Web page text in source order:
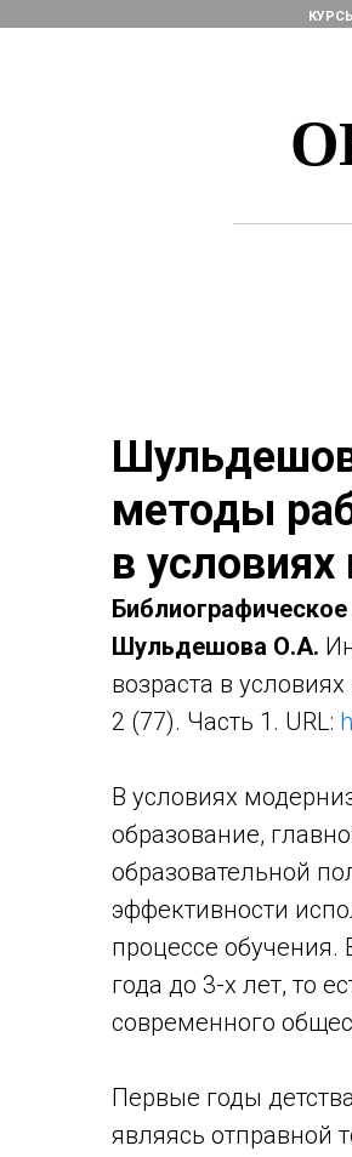
методы
в
Библиографическое
Шульдешова О.А.
возраста в
2 (77). Часть 1. URL:
В условиях
образование,
образовательной
эффективности
процессе обучения.
года до 3-х лет, то
современного
Первые годы
являясь отправной